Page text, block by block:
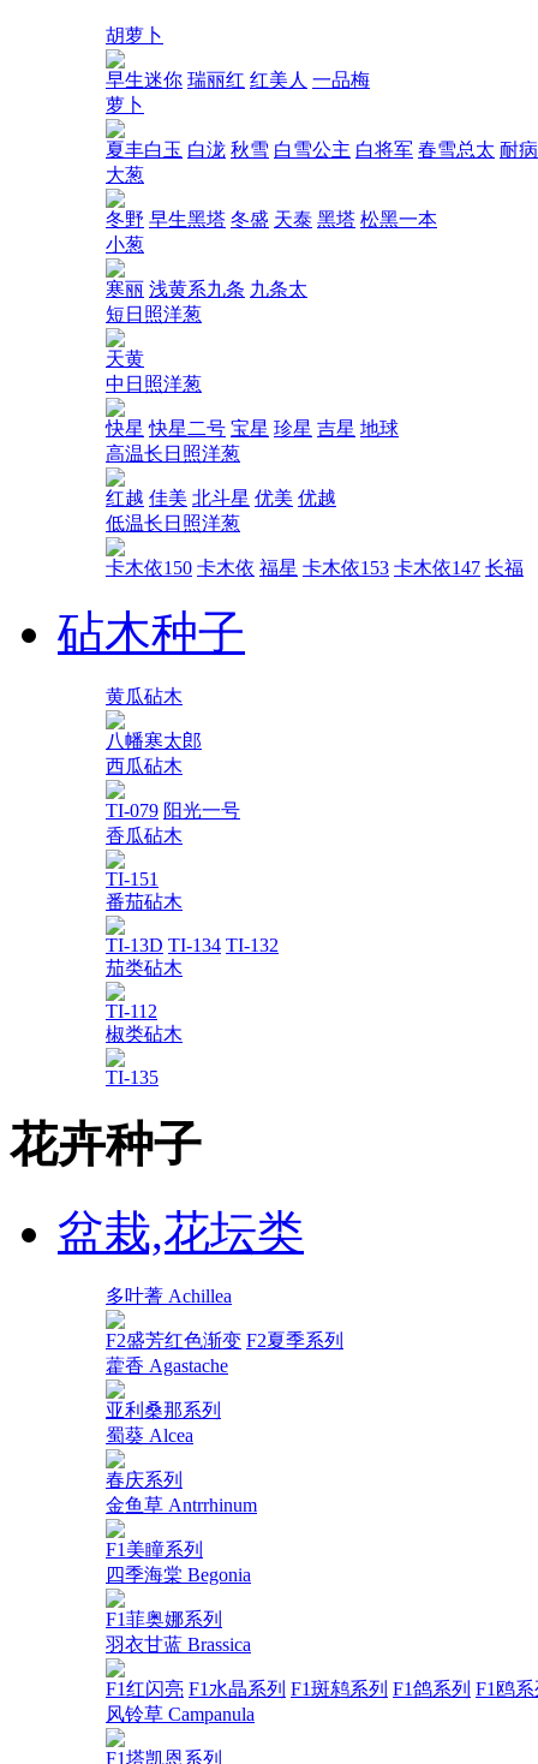
胡萝卜
早生迷你 瑞丽红 红美人 一品梅
萝卜
夏丰白玉 白泷 秋雪 白雪公主 白将军 春雪总太 耐
大葱
冬野 早生黑塔 冬盛 天泰 黑塔 松黑一本
小葱
寒丽 浅黄系九条 九条太
短日照洋葱
天黄
中日照洋葱
快星 快星二号 宝星 珍星 吉星 地球
高温长日照洋葱
红越 佳美 北斗星 优美 优越
低温长日照洋葱
卡木依150 卡木依 福星 卡木依153 卡木依147 长福
砧木种子
黄瓜砧木
八幡寒太郎
西瓜砧木
TI-079 阳光一号
香瓜砧木
TI-151
番茄砧木
TI-13D TI-134 TI-132
茄类砧木
TI-112
椒类砧木
TI-135
花卉种子
盆栽,花坛类
多叶蓍 Achillea
F2盛芳红色渐变 F2夏季系列
藿香 Agastache
亚利桑那系列
蜀葵 Alcea
春庆系列
金鱼草 Antrrhinum
F1美瞳系列
四季海棠 Begonia
F1菲奥娜系列
羽衣甘蓝 Brassica
F1红闪亮 F1水晶系列 F1斑鸫系列 F1鸽系列 F1鸥
风铃草 Campanula
F1塔凯恩系列